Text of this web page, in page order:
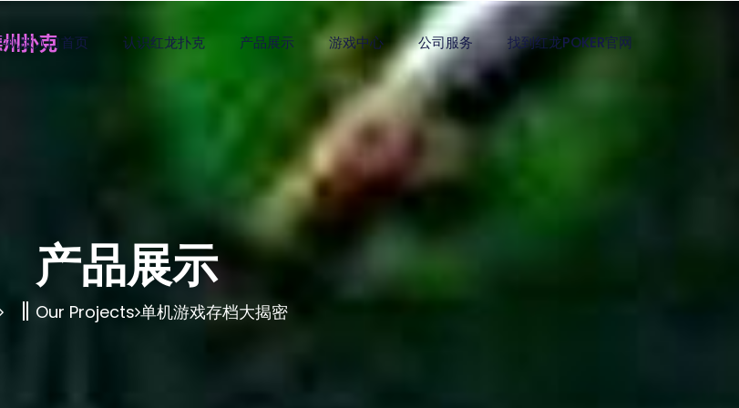
机版入口首页 认识红龙扑克 产品展示 游戏中心 公司服务 找到红龙POKER官网
产品展示
Our Projects 单机游戏存档大揭密